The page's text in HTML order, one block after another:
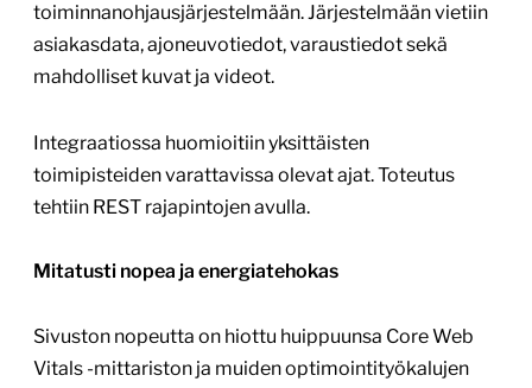
toiminnanohjausjärjestelmään. Järjestelmään vietiin
asiakasdata, ajoneuvotiedot, varaustiedot sekä
mahdolliset kuvat ja videot.
Integraatiossa huomioitiin yksittäisten
toimipisteiden varattavissa olevat ajat. Toteutus
tehtiin REST rajapintojen avulla.
Mitatusti nopea ja energiatehokas
Sivuston nopeutta on hiottu huippuunsa Core Web
Vitals -mittariston ja muiden optimointityökalujen